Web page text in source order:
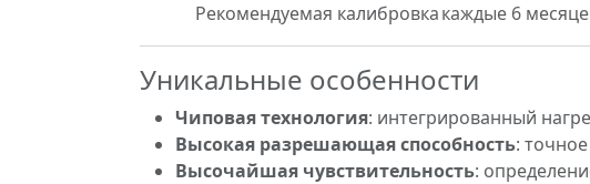
Рекомендуемая калибровкакаждые 6
Уникальные особенности
Чиповая технология: интегрированный
Высокая разрешающая способность:
Высочайшая чувствительность: